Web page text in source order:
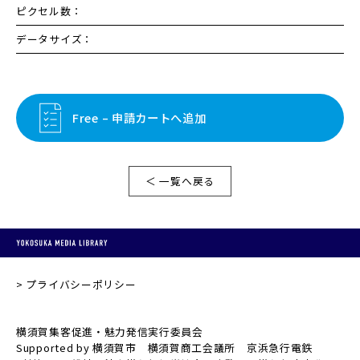
ピクセル数：
データサイズ：
Free – 申請カートへ追加
＜ 一覧へ戻る
プライバシーポリシー
横須賀集客促進・魅力発信実行委員会
Supported by 横須賀市 横須賀商工会議所 京浜急行電鉄